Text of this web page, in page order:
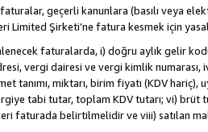
faturalar, geçerli kanunlara (basılı veya
Limited Şirketi’ne fatura kesmek için
faturalarda, i) doğru aylık gelir
vergi dairesi ve vergi kimlik
tanımı, miktarı, birim fiyatı (KDV
tabi tutar, toplam KDV tutarı; vi) brüt
faturada belirtilmelidir ve viii) satılan